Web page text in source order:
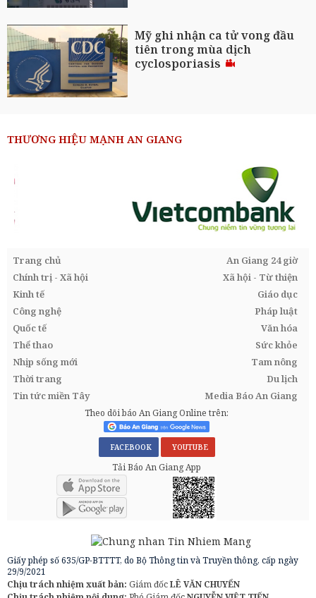
Mỹ ghi nhận ca tử vong đầu
tiên trong mùa dịch
cyclosporiasis
THƯƠNG HIỆU MẠNH AN GIANG
Trang chủ
An Giang 24 giờ
Chính trị - Xã hội
Xã hội - Từ thiện
Kinh tế
Giáo dục
Công nghệ
Pháp luật
Quốc tế
Văn hóa
Thể thao
Sức khỏe
Nhịp sống mới
Tam nông
Thời trang
Du lịch
Tin tức miền Tây
Media Báo An Giang
Theo dõi báo An Giang Online trên:
FACEBOOK YOUTUBE
Tải Báo An Giang App
Giấy phép số 635/GP-BTTTT, do Bộ Thông tin và Truyền thông, cấp ngày
29/9/2021
Chịu trách nhiệm xuất bản: Giám đốcLÊ VĂN CHUYỂN